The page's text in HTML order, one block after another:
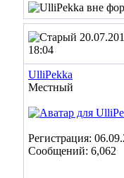
18:04
UlliPekka
Местный
Регистрация:
Сообщений: 6,062